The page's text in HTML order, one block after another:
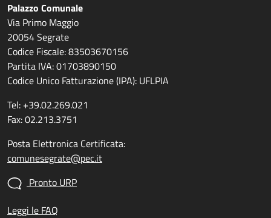
Palazzo Comunale
Via Primo Maggio
20054 Segrate
Codice Fiscale: 83503670156
Partita IVA: 01703890150
Codice Unico Fatturazione (IPA): UFLPIA
Tel: +39.02.269.021
Fax: 02.213.3751
Posta Elettronica Certificata:
comunesegrate@pec.it
Pronto URP
Leggi le FAQ